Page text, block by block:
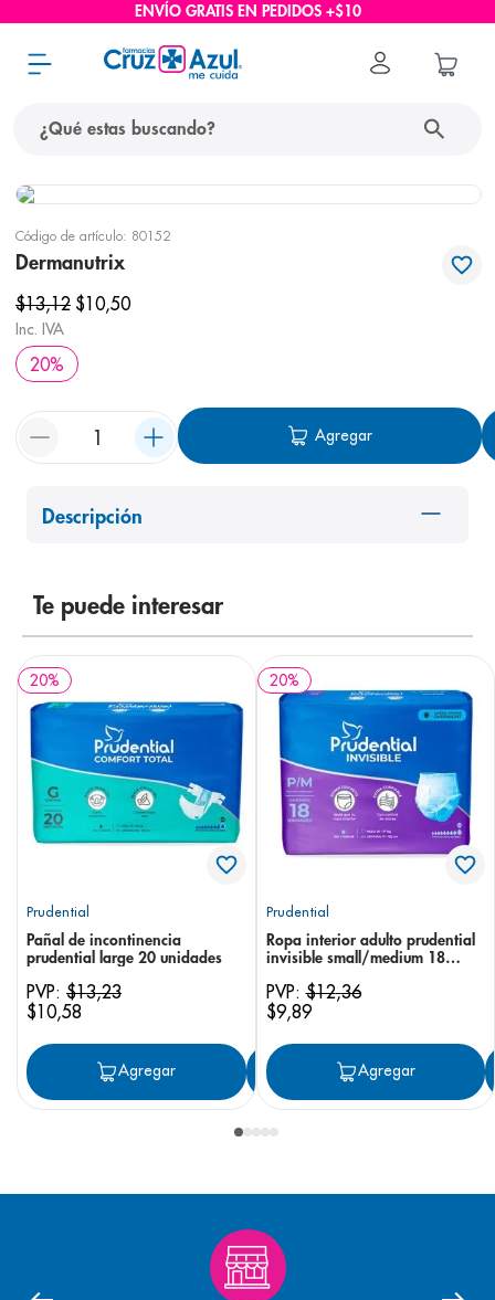
ENVÍO GRATIS EN PEDIDOS +$10
Código de artículo: 80152
Dermanutrix
$13,12 $10,50
Inc. IVA
20%
Agregar
Descripción
Te puede interesar
20%
Prudential
Pañal de incontinencia
prudential large 20 unidades
PVP: $13,23
$10,58
Agregar Agregar
20%
Prudential
Ropa interior adulto prudential
invisible small/medium 18
PVP:$12,36
$9,89
Agregar
términos más buscados
3.
4. cerave
bioderma
8. desodorante
panolini